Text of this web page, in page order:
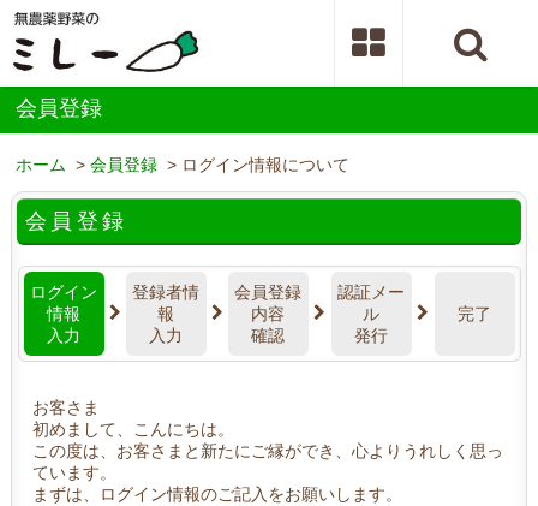
会員登録
ホーム >会員登録 > ログイン情報について
会員登録
ログイン
情報
入力
登録者情
報
入力
会員登録
内容
確認
認証メー
ル
発行
完了
お客さま
初めまして、こんにちは。
この度は、お客さまと新たにご縁ができ、心よりうれしく思っ
ています。
まずは、ログイン情報のご記入をお願いします。